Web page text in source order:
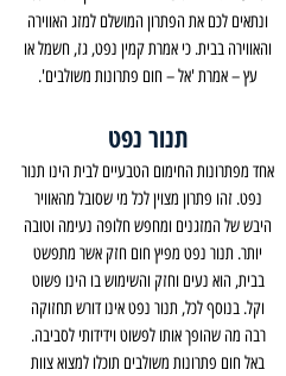
ונתאים לכם את הפתרון המושלם למזג האווירה
והאווירה בבית. כי אמרת קמין נפט, גז, חשמל או
עץ – אמרת 'אל – חום פתרונות משולבים'.
תנור נפט
אחד מפתרונות החימום הטבעיים לבית הינו תנור
נפט. זהו פתרון מצוין לכל מי שסובל מהאוויר
היבש של המזגנים ומחפש חלופה נעימה וטובה
יותר. תנור נפט מפיץ חום חזק אשר מתפשט
בבית, הוא נעים וחזק והשימוש בו הינו פשוט
וקל. בנוסף לכל, תנור נפט אינו דורש תחזוקה
רבה מה שהופך אותו לפשוט וידידותי לסביבה.
באל חום פתרונות משולבים תוכלו למצוא צוות